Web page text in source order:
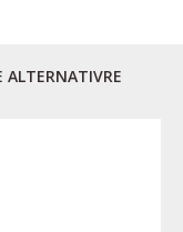
ALTERNATIVRE